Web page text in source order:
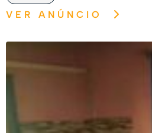
VER ANÚNCIO